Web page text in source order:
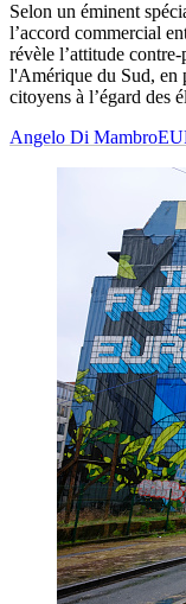
Selon un éminent
l’accord commercial
révèle l’attitude
l'Amérique du Sud, en
citoyens à l’égard des
Angelo Di Mambro